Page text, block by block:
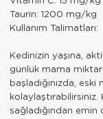
Taurin: 1200 mg/kg
Kullanım Talimatları:
Kedinizin yaşına,
günlük mama
başladığınızda,
sağladığından